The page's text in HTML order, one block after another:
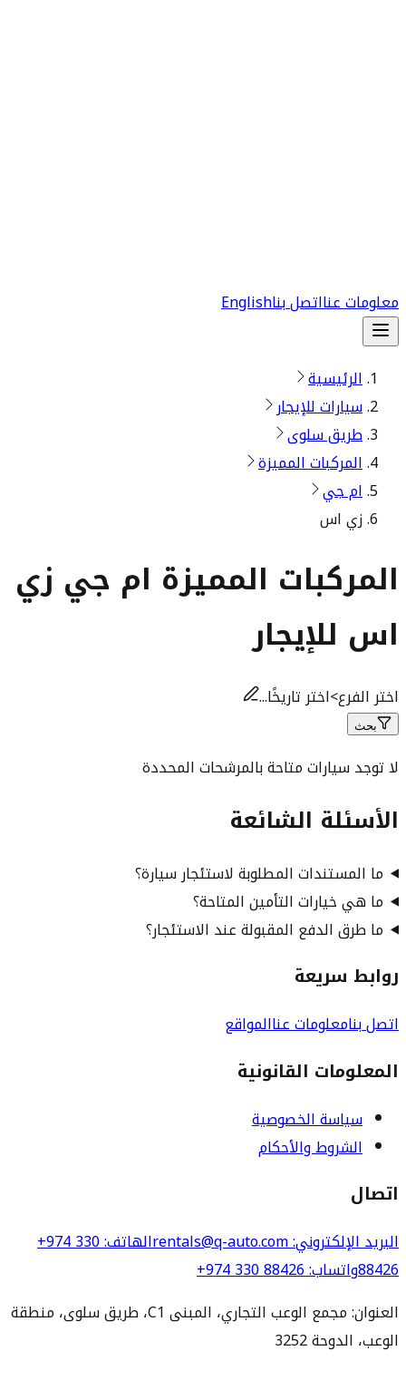
معلومات عنااتصل بناEnglish
الرئيسية
سيارات للإيجار
طريق سلوى
المركبات المميزة
ام جي
زي اس
المركبات المميزة ام جي زي
اس للإيجار
اختر الفرع>اختر تاريخًا...
بحث
لا توجد سيارات متاحة بالمرشحات المحددة
الأسئلة الشائعة
ما المستندات المطلوبة لاستئجار سيارة؟
ما هي خيارات التأمين المتاحة؟
ما طرق الدفع المقبولة عند الاستئجار؟
روابط سريعة
اتصل بنامعلومات عناالمواقع
المعلومات القانونية
سياسة الخصوصية
الشروط والأحكام
اتصال
البريد الإلكتروني: rentals@q-auto.com الهاتف:
+974 330
88426واتساب:
+974 330 88426
العنوان: مجمع الوعب التجاري، المبنى C1، طريق سلوى، منطقة
الوعب، الدوحة 3252